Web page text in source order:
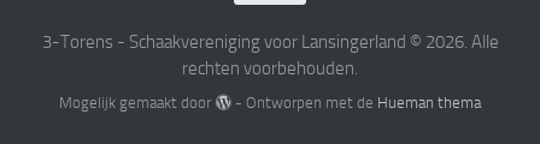
3-Torens - Schaakvereniging voor Lansingerland © 2026. Alle
rechten voorbehouden.
Mogelijk gemaakt door - Ontworpen met de Hueman thema